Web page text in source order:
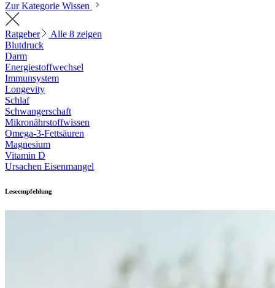
Zur Kategorie Wissen
Ratgeber
Alle 8 zeigen
Blutdruck
Darm
Energiestoffwechsel
Immunsystem
Longevity
Schlaf
Schwangerschaft
Mikronährstoffwissen
Omega-3-Fettsäuren
Magnesium
Vitamin D
Ursachen Eisenmangel
Leseempfehlung